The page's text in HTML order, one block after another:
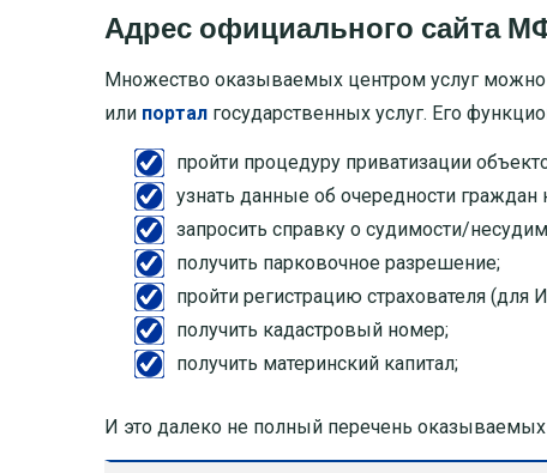
Адрес официального сайта
Множество оказываемых центром услуг
или портал государственных услуг. Его
пройти процедуру приватизации
узнать данные об очередности граждан
запросить справку о судимости/
получить парковочное разрешение;
пройти регистрацию страхователя (для
получить кадастровый номер;
получить материнский капитал;
И это далеко не полный перечень оказываемых